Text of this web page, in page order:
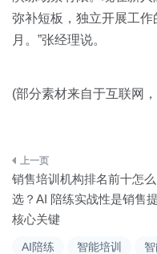
AI陪练 智能培训
弥补短板，独立开展工
月。”张经理说。
(部分素材来自于互联网
文
章
导
销售培训机构排名前十怎么
选？AI 陪练实战性是销售
核心关键